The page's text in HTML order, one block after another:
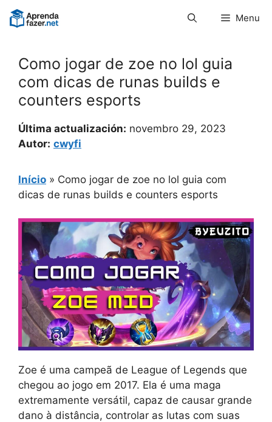
Pular
para
Menu
Como jogar de zoe no lol guia
com dicas de runas builds e
counters esports
Última actualización: novembro 29, 2023
Autor: cwyfi
Início » Como jogar de zoe no lol guia com
dicas de runas builds e counters esports
Zoe é uma campeã de League of Legends que
chegou ao jogo em 2017. Ela é uma maga
extremamente versátil, capaz de causar grande
dano à distância, controlar as lutas com suas